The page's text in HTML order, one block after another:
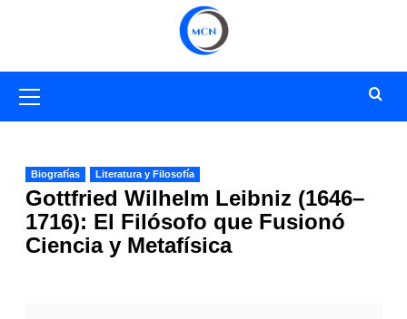
primario
Biografías Literatura y Filosofía
Gottfried Wilhelm Leibniz (1646–
1716): El Filósofo que Fusionó
Ciencia y Metafísica